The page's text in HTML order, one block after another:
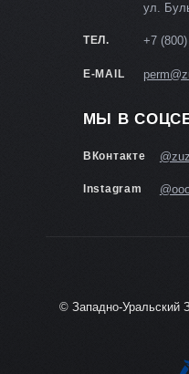
ул.
ТЕЛ. +7
E-MAIL
МЫ В
ВКонтакте
Instagram
© Западно-Уральский